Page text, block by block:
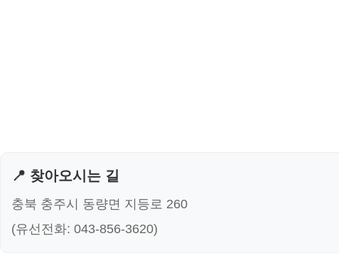
📍 찾아오시는 길
충북 충주시 동량면 지등로 260
(유선전화: 043-856-3620)